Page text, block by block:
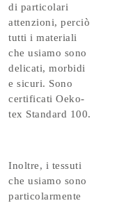
di particolari
attenzioni, perciò
tutti i materiali
che usiamo sono
delicati, morbidi
e sicuri. Sono
certificati Oeko-
tex Standard 100.
Inoltre, i tessuti
che usiamo sono
particolarmente